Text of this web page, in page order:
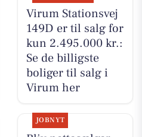
Virum Stationsvej
149D er til salg for
kun 2.495.000 kr.:
Se de billigste
boliger til salg i
Virum her
JOBNYT